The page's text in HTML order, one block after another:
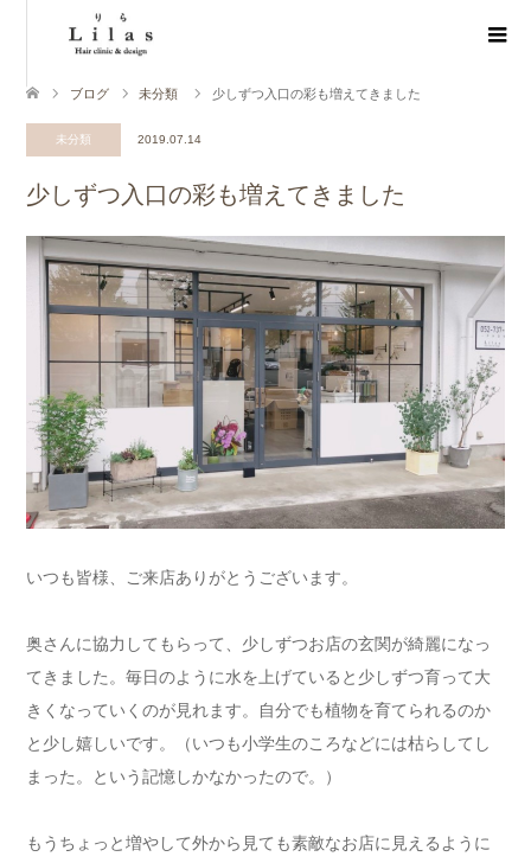
ブログ 未分類 少しずつ入口の彩も増えてきました
未分類 2019.07.14
少しずつ入口の彩も増えてきました
いつも皆様、ご来店ありがとうございます。
奥さんに協力してもらって、少しずつお店の玄関が綺麗になっ
てきました。毎日のように水を上げていると少しずつ育って大
きくなっていくのが見れます。自分でも植物を育てられるのか
と少し嬉しいです。（いつも小学生のころなどには枯らしてし
まった。という記憶しかなかったので。）
もうちょっと増やして外から見ても素敵なお店に見えるように